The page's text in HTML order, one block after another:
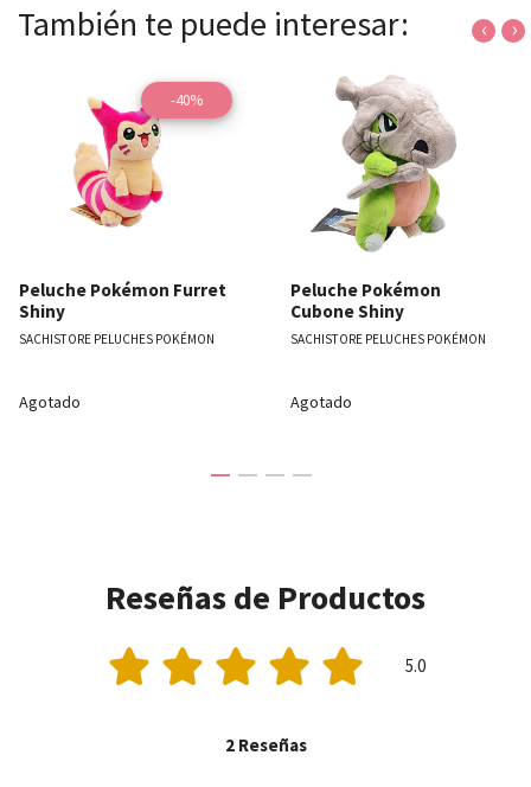
También te puede interesar:
-40%
Peluche Pokémon Furret
Shiny
SACHISTORE PELUCHES POKÉMON
Agotado
Peluche Pokémon
Cubone Shiny
SACHISTORE PELUCHES POKÉMON
Agotado
‹ ›
Reseñas de Productos
5.0
2 Reseñas